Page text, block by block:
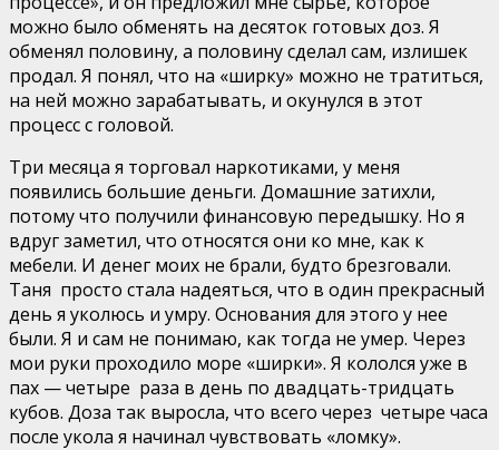
можно было обменять на десяток готовых доз. Я
обменял половину, а половину сделал сам, излишек
продал. Я понял, что на «ширку» можно не тратиться,
на ней можно зарабатывать, и окунулся в этот
процесс с головой.
Три месяца я торговал наркотиками, у меня
появились большие деньги. Домашние затихли,
потому что получили финансовую передышку. Но я
вдруг заметил, что относятся они ко мне, как к
мебели. И денег моих не брали, будто брезговали.
Таня просто стала надеяться, что в один прекрасный
день я уколюсь и умру. Основания для этого у нее
были. Я и сам не понимаю, как тогда не умер. Через
мои руки проходило море «ширки». Я кололся уже в
пах — четыре раза в день по двадцать-тридцать
кубов. Доза так выросла, что всего через четыре часа
после укола я начинал чувствовать «ломку».